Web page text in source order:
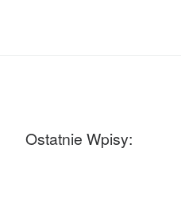
Ostatnie Wpisy: